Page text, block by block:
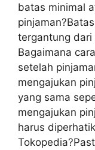
batas minimal
tergantung dari
Bagaimana
setelah
mengajukan
yang sama
mengajukan
harus